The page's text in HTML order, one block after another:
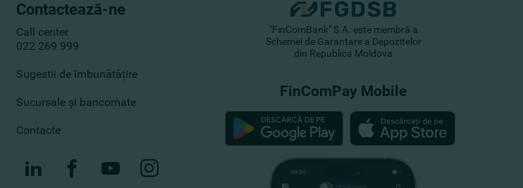
Contactează-ne
Call center
022 269 999
Sugestii de îmbunătățire
Sucursale și bancomate
Contacte
"FinComBank" S.A. este membră a
Schemei de Garantare a Depozitelor
din Republica Moldova
FinComPay Mobile